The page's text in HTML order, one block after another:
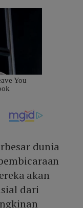
dunia
akan
dari